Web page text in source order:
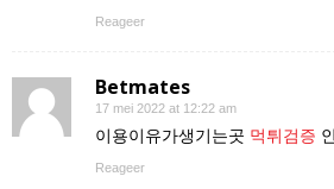
Reageer
Betmates
17 mei 2022 at 12:22 am
이용이유가생기는곳 먹튀검증
Reageer